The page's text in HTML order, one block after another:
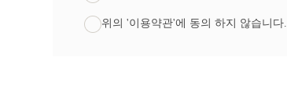
위의 '이용약관'에 동의 하지 않습니다.